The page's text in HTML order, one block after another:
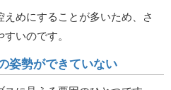
めにすることが多いため、さ
いのです。
姿勢ができていない